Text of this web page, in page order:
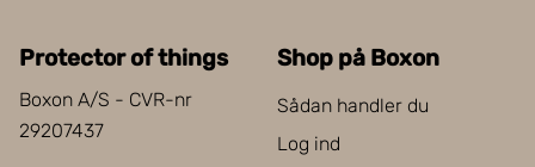
Protector of things
Boxon A/S - CVR-nr
29207437
Shop på Boxon
Sådan handler du
Log ind